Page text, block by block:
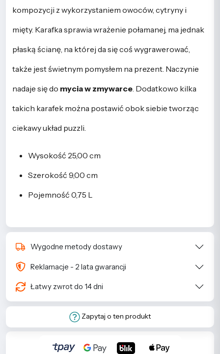
kompozycji z wykorzystaniem owoców, cytryny i
mięty. Karafka sprawia wrażenie połamanej, ma jednak
płaską ścianę, na której da się coś wygrawerować,
także jest świetnym pomysłem na prezent. Naczynie
nadaje się do mycia w zmywarce. Dodatkowo kilka
takich karafek można postawić obok siebie tworząc
ciekawy układ puzzli.
Wysokość 25,00 cm
Szerokość 9,00 cm
Pojemność 0,75 L
Wygodne metody dostawy
Reklamacje - 2 lata gwarancji
Łatwy zwrot do 14 dni
Zapytaj o ten produkt